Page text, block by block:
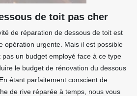
de toit pas cher
de réparation de dessous de toit est
opération urgente. Mais il est possible
pas un budget employé face à ce type
le budget de rénovation du dessous
étant parfaitement conscient de
de rive réparée à temps, nous vous